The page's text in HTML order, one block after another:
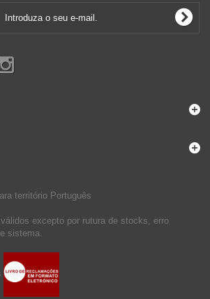
território Português
excepto por rutura de stocks, erro
sistema.